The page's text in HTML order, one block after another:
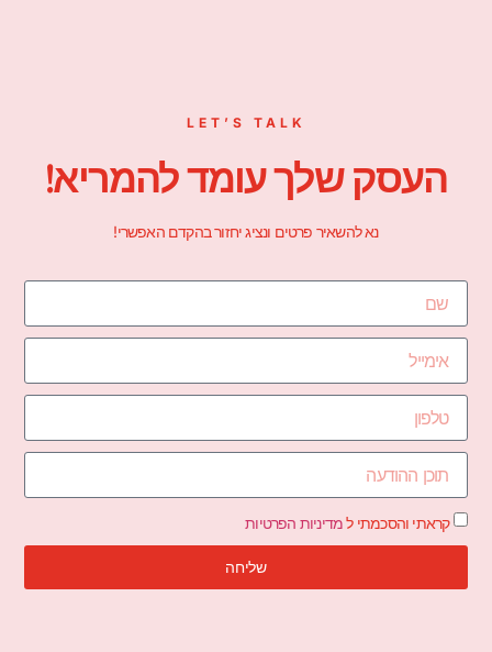
LET’S TALK
העסק שלך עומד להמריא!
נא להשאיר פרטים ונציג יחזור בהקדם האפשרי!
קראתי והסכמתי למדיניות הפרטיות
שליחה